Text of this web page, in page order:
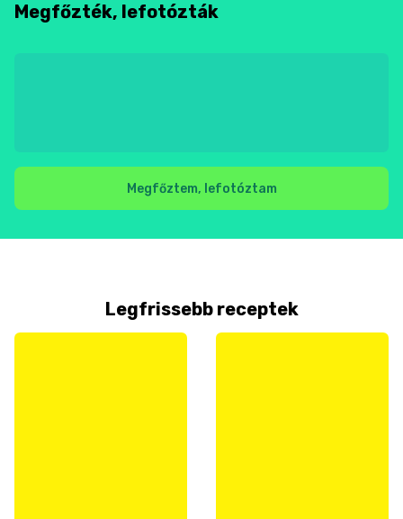
Megfőzték, lefotózták
Megfőztem, lefotóztam
Legfrissebb receptek